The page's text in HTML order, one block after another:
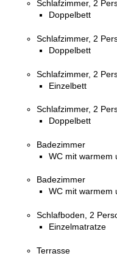
Schlafzimmer, 2
Doppelbett
Schlafzimmer, 2
Doppelbett
Schlafzimmer, 2
Einzelbett
Schlafzimmer, 2
Doppelbett
Badezimmer
WC mit warmem
Badezimmer
WC mit warmem
Schlafboden, 2
Einzelmatratze
Terrasse